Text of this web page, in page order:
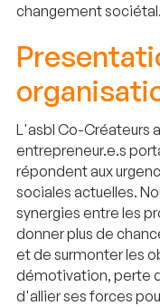
changement sociétal.
L'asbl Co-Créateurs
entrepreneur.e.s
répondent aux
sociales actuelles.
synergies entre les
donner plus de
et de surmonter les
démotivation, perte
d'allier ses forces